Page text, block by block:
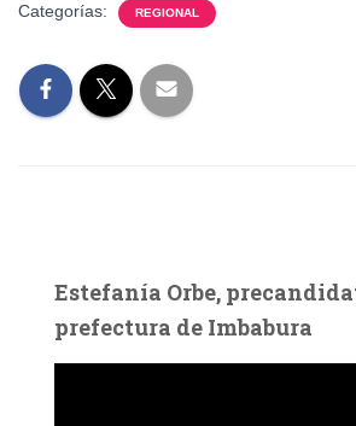
Categorías: REGIONAL
Estefanía Orbe,
prefectura de Imbabura